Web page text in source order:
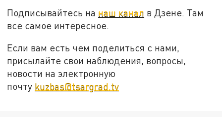
Подписывайтесь на наш канал в Дзене. Там
все самое интересное.
Если вам есть чем поделиться с нами,
присылайте свои наблюдения, вопросы,
новости на электронную
почту kuzbas@tsargrad.tv